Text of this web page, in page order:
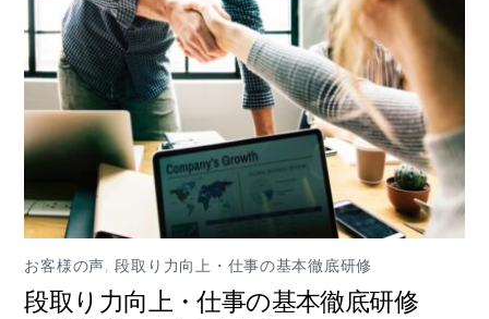
お客様の声,段取り力向上・仕事の基本徹底研修
段取り力向上・仕事の基本徹底研修